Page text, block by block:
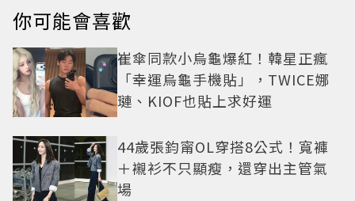
你可能會喜歡
崔傘同款小烏龜爆紅！韓星正瘋
「幸運烏龜手機貼」，TWICE娜
璉、KIOF也貼上求好運
44歲張鈞甯OL穿搭8公式！寬褲
＋襯衫不只顯瘦，還穿出主管氣
場